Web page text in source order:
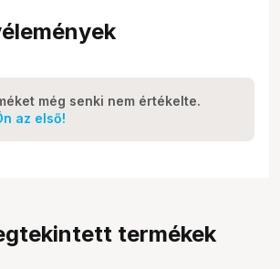
még senki nem értékelte.
az első!
termékek